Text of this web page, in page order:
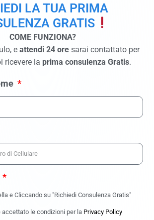
LA TUA PRIMA
GRATIS
COME FUNZIONA?
e attendi 24 ore sarai contattato per
ricevere la prima consulenza Gratis.
e Cliccando su "Richiedi Consulenza Gratis"
le condizioni per la Privacy Policy